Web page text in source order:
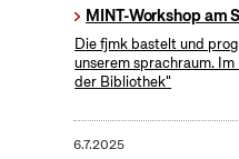
MINT-Workshop am
Die fjmk bastelt und
unserem sprachraum.
der Bibliothek"
6.7.2025